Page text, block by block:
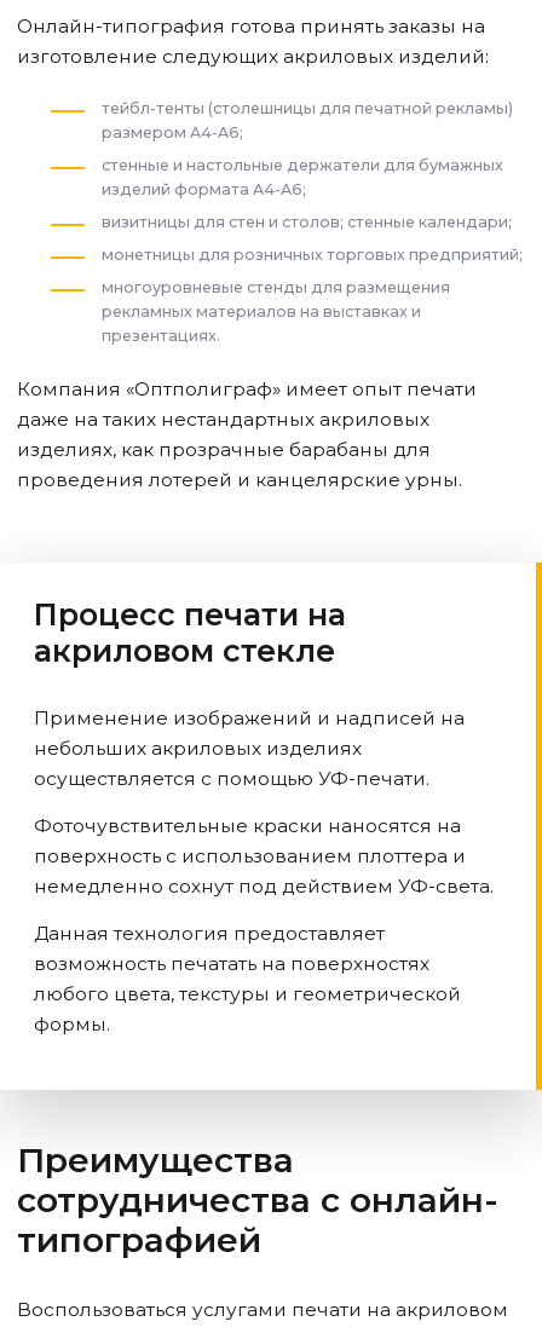
Онлайн-типография готова принять заказы на
изготовление следующих акриловых изделий:
тейбл-тенты (столешницы для печатной рекламы)
размером A4-A6;
стенные и настольные держатели для бумажных
изделий формата A4-A6;
визитницы для стен и столов; стенные календари;
монетницы для розничных торговых предприятий;
многоуровневые стенды для размещения
рекламных материалов на выставках и
презентациях.
Компания «Оптполиграф» имеет опыт печати
даже на таких нестандартных акриловых
изделиях, как прозрачные барабаны для
проведения лотерей и канцелярские урны.
Процесс печати на
акриловом стекле
Применение изображений и надписей на
небольших акриловых изделиях
осуществляется с помощью УФ-печати.
Фоточувствительные краски наносятся на
поверхность с использованием плоттера и
немедленно сохнут под действием УФ-света.
Данная технология предоставляет
возможность печатать на поверхностях
любого цвета, текстуры и геометрической
формы.
Преимущества
сотрудничества с онлайн-
типографией
Воспользоваться услугами печати на акриловом